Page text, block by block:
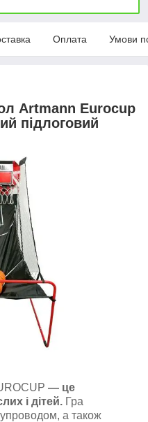
Оплата Умови
Artmann Eurocup
підлоговий
— це
і дітей. Гра
а також